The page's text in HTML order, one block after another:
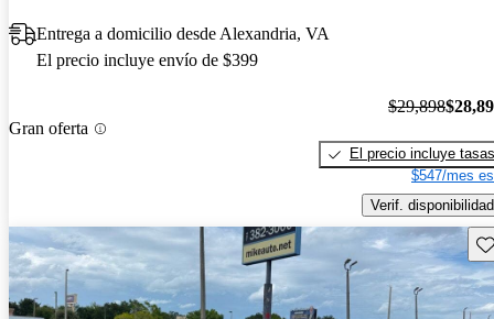
Entrega a domicilio desde Alexandria, VA
El precio incluye envío de $399
Gran oferta
$29,898
El precio incluye tasas
$547/mes
Verif. disponibilidad